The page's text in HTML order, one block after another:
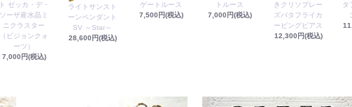
ト ゼッカ・デ・
ソーザ産水晶ミ
ニクラスター
（ビジョンクォ
ーツ）
7,000円(税込)
ライトサンスト
ーンペンダント
SV ～Star～
28,600円(税込)
ゲートルース
7,500円(税込)
トルース
7,000円(税込)
きクリソプレー
ズバタフライカ
ービングピアス
12,300円(税込)
タ